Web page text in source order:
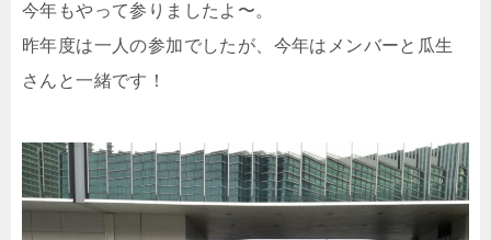
今年もやって参りましたよ〜。
昨年度は一人の参加でしたが、今年はメンバーと瓜生
さんと一緒です！